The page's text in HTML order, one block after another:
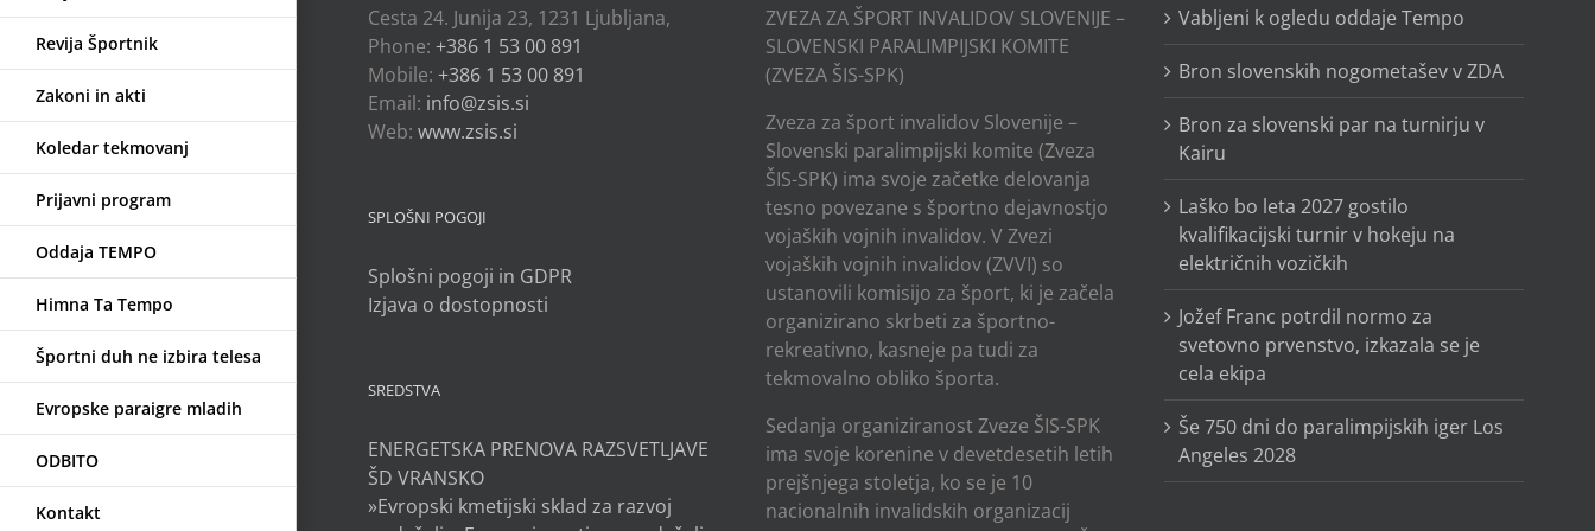
Revija Športnik
Zakoni in akti
Koledar tekmovanj
Prijavni program
Oddaja TEMPO
Himna Ta Tempo
Športni duh ne izbira telesa
Evropske paraigre mladih
ODBITO
Kontakt
Cesta 24. Junija 23, 1231 Ljubljana,
Phone: +386 1 53 00 891
Mobile: +386 1 53 00 891
Email: info@zsis.si
Web: www.zsis.si
SPLOŠNI POGOJI
Splošni pogoji in GDPR
Izjava o dostopnosti
SREDSTVA
ENERGETSKA PRENOVA RAZSVETLJAVE
ŠD VRANSKO
»Evropski kmetijski sklad za razvoj
ZVEZA ZA ŠPORT INVALIDOV SLOVENIJE –
SLOVENSKI PARALIMPIJSKI KOMITE
(ZVEZA ŠIS-SPK)
Zveza za šport invalidov Slovenije –
Slovenski paralimpijski komite (Zveza
ŠIS-SPK) ima svoje začetke delovanja
tesno povezane s športno dejavnostjo
vojaških vojnih invalidov. V Zvezi
vojaških vojnih invalidov (ZVVI) so
ustanovili komisijo za šport, ki je začela
organizirano skrbeti za športno-
rekreativno, kasneje pa tudi za
tekmovalno obliko športa.
Sedanja organiziranost Zveze ŠIS-SPK
ima svoje korenine v devetdesetih letih
prejšnjega stoletja, ko se je 10
nacionalnih invalidskih organizacij
Vabljeni k ogledu oddaje Tempo
Bron slovenskih nogometašev v ZDA
Bron za slovenski par na turnirju v
Kairu
Laško bo leta 2027 gostilo
kvalifikacijski turnir v hokeju na
električnih vozičkih
Jožef Franc potrdil normo za
svetovno prvenstvo, izkazala se je
cela ekipa
Še 750 dni do paralimpijskih iger Los
Angeles 2028